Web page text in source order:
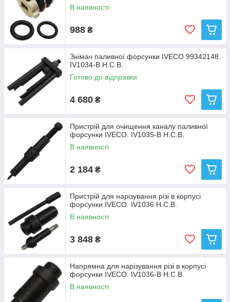
В наявності
988 ₴
Знімач паливної форсунки IVECO 99342148.
IV1034-B Н.С.В.
Готово до відправки
4 680 ₴
Пристрій для очищення каналу паливної
форсунки IVECO. IV1035-B Н.С.В.
В наявності
2 184 ₴
Пристрій для нарізування різі в корпусі
форсунки IVECO. IV1036 Н.С.В.
В наявності
3 848 ₴
Напрямна для нарізування різі в корпусі
форсунки IVECO. IV1036-B Н.С.В.
В наявності